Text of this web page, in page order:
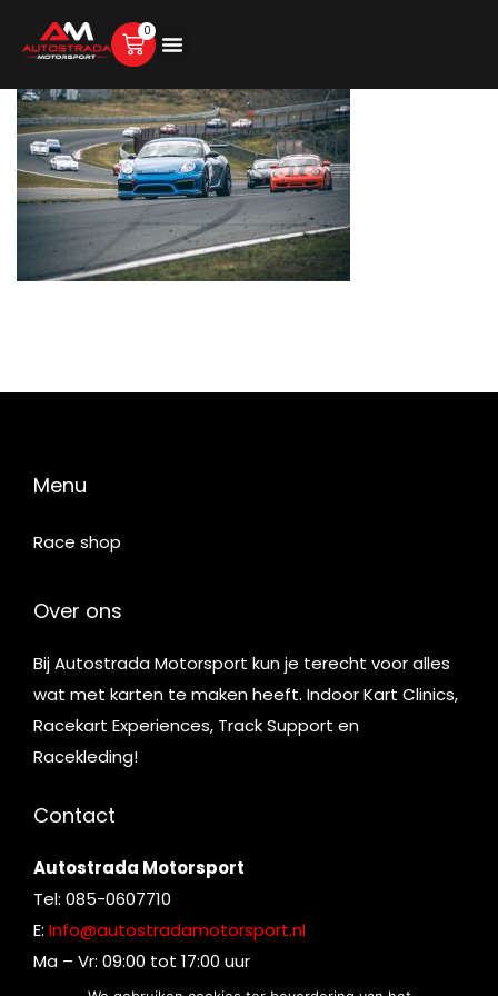
0
Menu
Race shop
Over ons
Bij Autostrada Motorsport kun je terecht voor alles
wat met karten te maken heeft. Indoor Kart Clinics,
Racekart Experiences, Track Support en
Racekleding!
Contact
Autostrada Motorsport
Tel: 085-0607710
E: Info@autostradamotorsport.nl
Ma – Vr: 09:00 tot 17:00 uur